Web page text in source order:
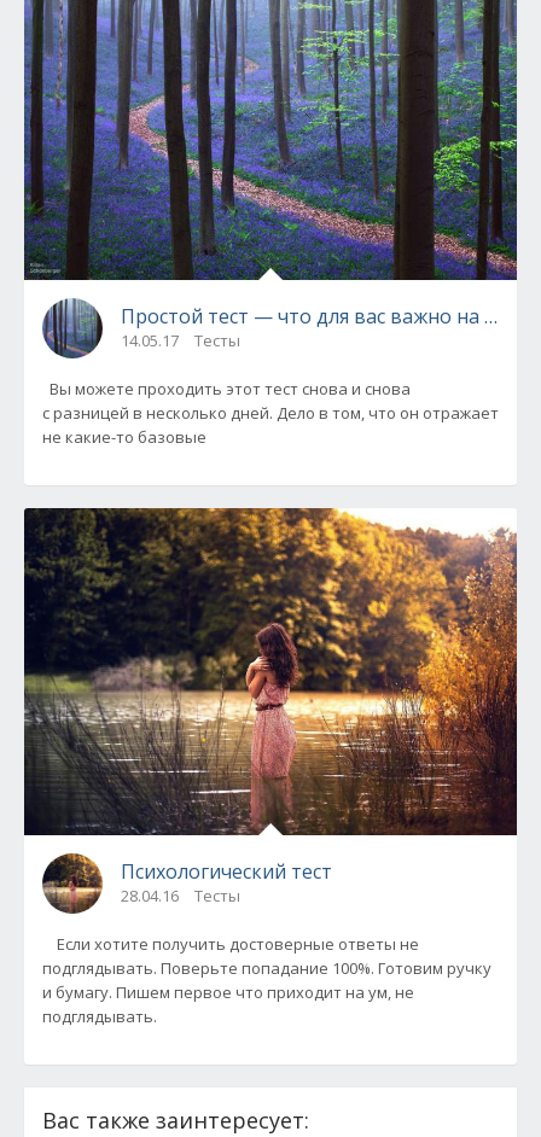
Простой тест — что для вас важно на
14.05.17 Тесты
Вы можете проходить этот тест снова и снова
с разницей в несколько дней. Дело в том, что он отражает
не какие-то базовые
Психологический тест
28.04.16 Тесты
Если хотите получить достоверные ответы не
подглядывать. Поверьте попадание 100%. Готовим ручку
и бумагу. Пишем первое что приходит на ум, не
подглядывать.
Вас также заинтересует: